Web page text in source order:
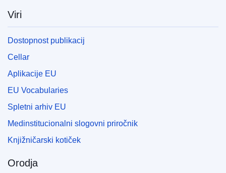
Viri
Dostopnost publikacij
Cellar
Aplikacije EU
EU Vocabularies
Spletni arhiv EU
Medinstitucionalni slogovni priročnik
Knjižničarski kotiček
Orodja